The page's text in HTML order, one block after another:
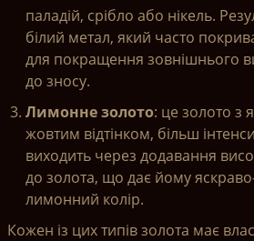
паладій, срібло або нікель.
білий метал, який часто
для покращення зовнішнього
до зносу.
Лимонне золото: це золото з
жовтим відтінком, більш
виходить через додавання
до золота, що дає йому
лимонний колір.
Кожен із цих типів золота має